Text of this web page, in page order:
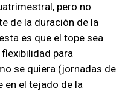
pero no
de la duración de la
es que el tope sea
para
se quiera (jornadas de
en el tejado de la